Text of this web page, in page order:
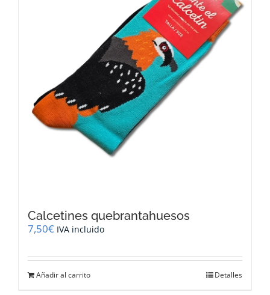
Calcetines quebrantahuesos
7,50€ IVA incluido
Añadir al carrito Detalles